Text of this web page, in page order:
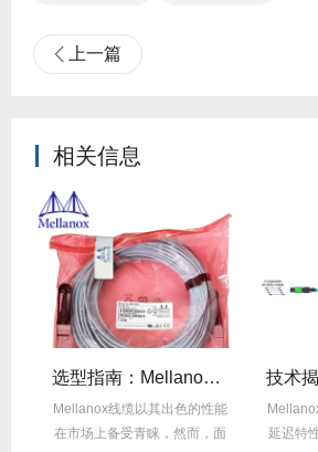
上一篇
相关信息
选型指南：Mellanox线缆带宽怎么选？看完这篇不纠结！
Mellanox线缆以其出色的性能
在市场上备受青睐，然而，面
延迟特